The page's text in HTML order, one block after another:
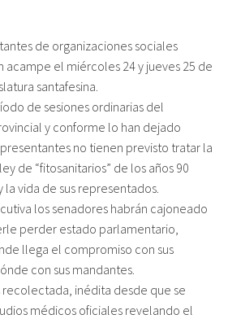
de organizaciones sociales
el miércoles 24 y jueves 25 de
santafesina.
de sesiones ordinarias del
y conforme lo han dejado
no tienen previsto tratar la
de “fitosanitarios” de los años 90
vida de sus representados.
los senadores habrán cajoneado
perder estado parlamentario,
llega el compromiso con sus
con sus mandantes.
recolectada, inédita desde que se
médicos oficiales revelando el